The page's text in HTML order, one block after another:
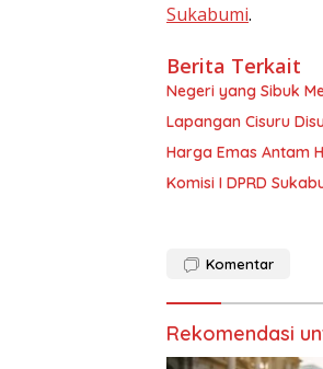
Sukabumi.
Berita Terkait
Negeri yang Sibuk
Lapangan Cisuru
Harga Emas Antam
Komisi I DPRD
Komentar
Rekomendasi